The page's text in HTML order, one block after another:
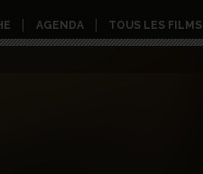
AGENDA TOUS LES FILMS